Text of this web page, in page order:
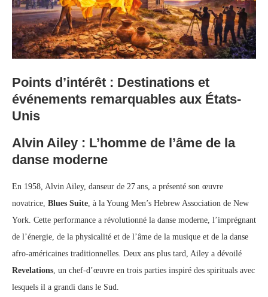
Points d’intérêt : Destinations et
événements remarquables aux États-
Unis
Alvin Ailey : L’homme de l’âme de la
danse moderne
En 1958, Alvin Ailey, danseur de 27 ans, a présenté son œuvre
novatrice, Blues Suite, à la Young Men’s Hebrew Association de New
York. Cette performance a révolutionné la danse moderne, l’imprégnant
de l’énergie, de la physicalité et de l’âme de la musique et de la danse
afro‑américaines traditionnelles. Deux ans plus tard, Ailey a dévoilé
Revelations, un chef‑d’œuvre en trois parties inspiré des spirituals avec
lesquels il a grandi dans le Sud.